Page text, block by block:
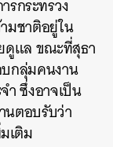
กระทรวง
มชาติอยู่ใน
ดูแล ขณะที่สุธา
บกลุ่มคนงาน
ำ ซึ่งอาจเป็น
นตอบรับว่า
เติม